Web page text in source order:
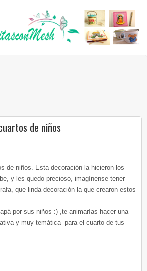
de niños
de niños. Esta decoración la hicieron los
y les quedo precioso, imagínense tener
que linda decoración la que crearon estos
por sus niños :) ,te animarías hacer una
y muy temática para el cuarto de tus